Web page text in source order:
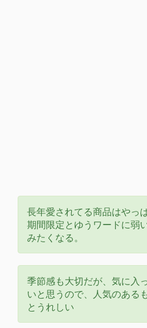
長年愛されてる商品はやっ
期間限定とゆうワードに弱
みたくなる。
季節感も大切だが、気に入
いと思うので、人気のある
とうれしい